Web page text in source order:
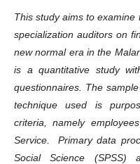
This study aims to
specialization auditors on
new normal era in the
is a quantitative study
questionnaires. The
technique used is
criteria, namely
Service. Primary data
Social Science (SPSS)